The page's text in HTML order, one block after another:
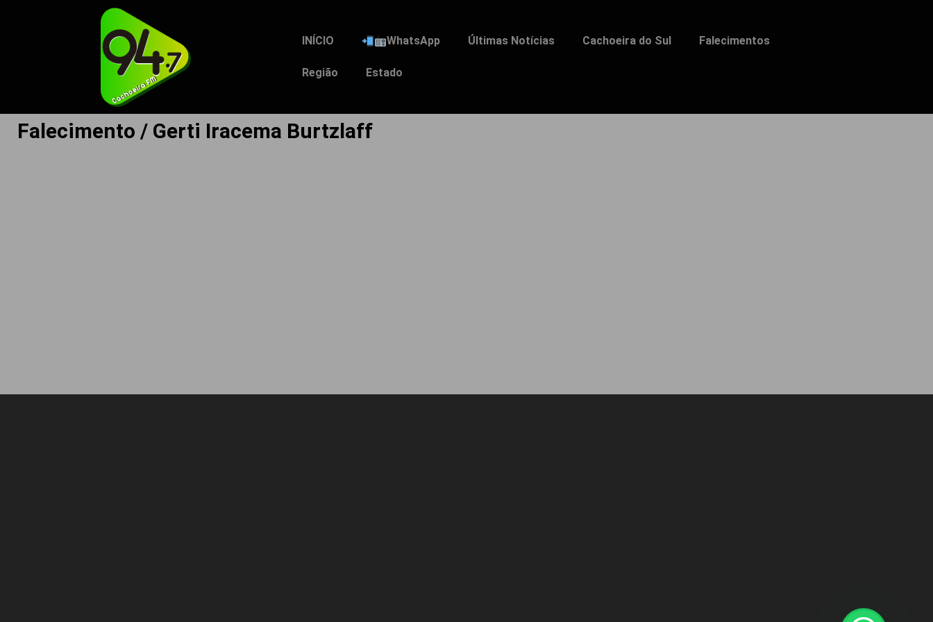
INÍCIO WhatsApp Últimas Notícias Cachoeira do Sul Falecimentos
Região Estado
Falecimento / Gerti Iracema Burtzlaff